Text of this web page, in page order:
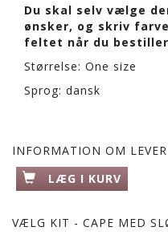
Du skal selv vælge
ønsker, og skriv
feltet når du
Størrelse: One size
Sprog: dansk
INFORMATION OM
LÆG I KURV
VÆLG KIT - CAPE MED